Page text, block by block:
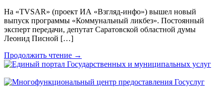
На «TVSAR» (проект ИА «Взгляд-инфо») вышел новый
выпуск программы «Коммунальный ликбез». Постоянный
эксперт передачи, депутат Саратовской областной думы
Леонид Писной […]
Продолжить чтение →